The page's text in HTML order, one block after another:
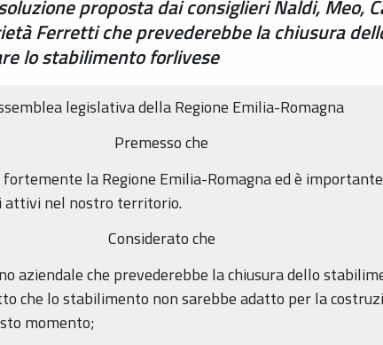
proposta dai consiglieri Naldi, Meo,
Ferretti che prevederebbe la chiusura
lo stabilimento forlivese
legislativa della Regione Emilia-Romagna
Premesso che
la Regione Emilia-Romagna ed è
attivi nel nostro territorio.
Considerato che
aziendale che prevederebbe la chiusura dello
che lo stabilimento non sarebbe adatto per la
momento;